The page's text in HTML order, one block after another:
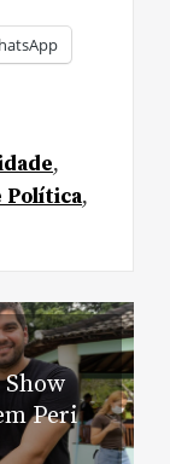
,
Política,
Peri